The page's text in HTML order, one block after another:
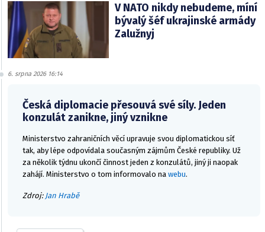
V NATO nikdy nebudeme, míní
bývalý šéf ukrajinské armády
Zalužnyj
6. srpna 2026 16:14
Česká diplomacie přesouvá své síly. Jeden
konzulát zanikne, jiný vznikne
Ministerstvo zahraničních věcí upravuje svou diplomatickou síť
tak, aby lépe odpovídala současným zájmům České republiky. Už
za několik týdnu ukončí činnost jeden z konzulátů, jiný ji naopak
zahájí. Ministerstvo o tom informovalo na webu.
Zdroj: Jan Hrabě